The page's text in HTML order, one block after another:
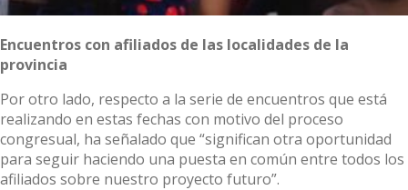
Encuentros con afiliados de las localidades de la
provincia
Por otro lado, respecto a la serie de encuentros que está
realizando en estas fechas con motivo del proceso
congresual, ha señalado que “significan otra oportunidad
para seguir haciendo una puesta en común entre todos los
afiliados sobre nuestro proyecto futuro”.